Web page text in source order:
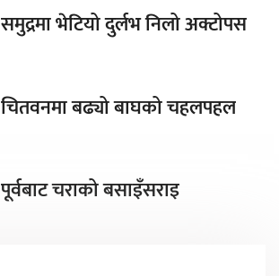
समुद्रमा भेटियो दुर्लभ निलो अक्टोपस
चितवनमा बढ्यो बाघको चहलपहल
पूर्वबाट चराको बसाइँसराइ